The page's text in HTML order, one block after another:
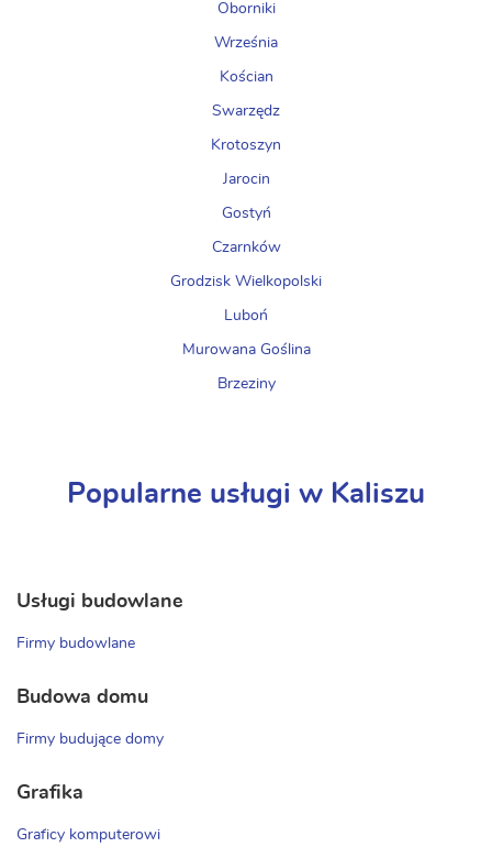
Oborniki
Września
Kościan
Swarzędz
Krotoszyn
Jarocin
Gostyń
Czarnków
Grodzisk Wielkopolski
Luboń
Murowana Goślina
Brzeziny
Popularne usługi w Kaliszu
Usługi budowlane
Firmy budowlane
Budowa domu
Firmy budujące domy
Grafika
Graficy komputerowi